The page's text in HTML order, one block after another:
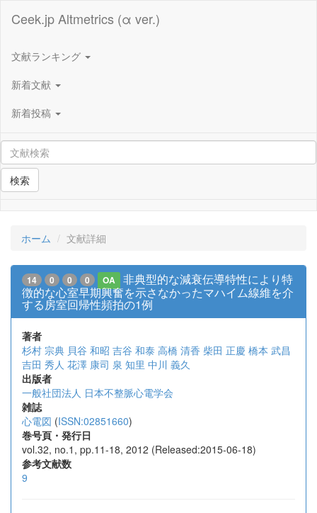
Ceek.jp Altmetrics (α ver.)
文献ランキング
新着文献
新着投稿
検索
ホーム 文献詳細
14 0 0 0 OA
非典型的な減衰伝導特性により特
徴的な心室早期興奮を示さなかったマハイム線維を介
する房室回帰性頻拍の1例
著者
杉村 宗典 貝谷 和昭 吉谷 和泰 高橋 清香 柴田 正慶 橋本 武昌
吉田 秀人 花澤 康司 泉 知里 中川 義久
出版者
一般社団法人 日本不整脈心電学会
雑誌
心電図 (ISSN:02851660)
巻号頁・発行日
vol.32, no.1, pp.11-18, 2012 (Released:2015-06-18)
参考文献数
9